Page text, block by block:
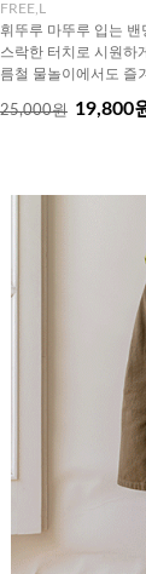
FREE,L
휘뚜루 마뚜루 입는
스락한 터치로 시원하
름철 물놀이에서도 즐
25,000원 19,800